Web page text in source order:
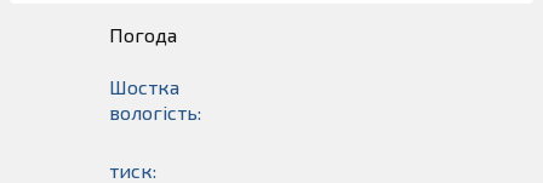
Погода
Шостка
вологість:
тиск: